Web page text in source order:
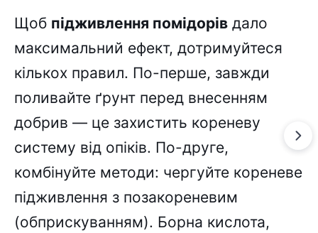
Щоб підживлення помідорів дало
максимальний ефект, дотримуйтеся
кількох правил. По-перше, завжди
поливайте ґрунт перед внесенням
добрив — це захистить кореневу
систему від опіків. По-друге,
комбінуйте методи: чергуйте кореневе
підживлення з позакореневим
(обприскуванням). Борна кислота,